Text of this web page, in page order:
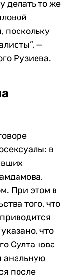
делать то же
поскольку
—
Рузиева.
в
При этом в
того, что
что
Султанова
анальную
после